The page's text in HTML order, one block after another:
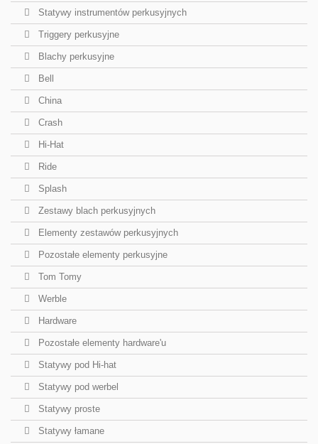
Statywy instrumentów perkusyjnych
Triggery perkusyjne
Blachy perkusyjne
Bell
China
Crash
Hi-Hat
Ride
Splash
Zestawy blach perkusyjnych
Elementy zestawów perkusyjnych
Pozostałe elementy perkusyjne
Tom Tomy
Werble
Hardware
Pozostałe elementy hardware'u
Statywy pod Hi-hat
Statywy pod werbel
Statywy proste
Statywy łamane